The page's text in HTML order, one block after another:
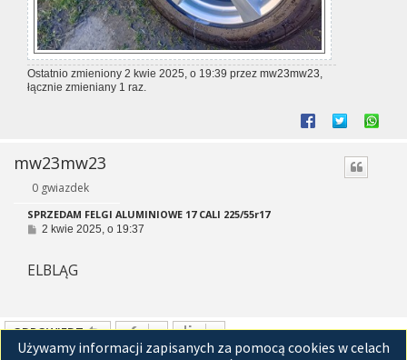
Ostatnio zmieniony 2 kwie 2025, o 19:39 przez mw23mw23,
łącznie zmieniany 1 raz.
mw23mw23
0 gwiazdek
SPRZEDAM FELGI ALUMINIOWE 17 CALI 225/55r17
P
t
2 kwie 2025, o 19:37
ELBLĄG
ODPOWIEDZ
Posty: 2 • Strona 1z1
Używamy informacji zapisanych za pomocą cookies w celach